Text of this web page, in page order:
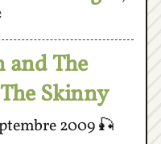
and The
Skinny
2009🎣